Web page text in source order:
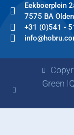
Eekboerplein
7575 BA
+31 (0)541 -
Green